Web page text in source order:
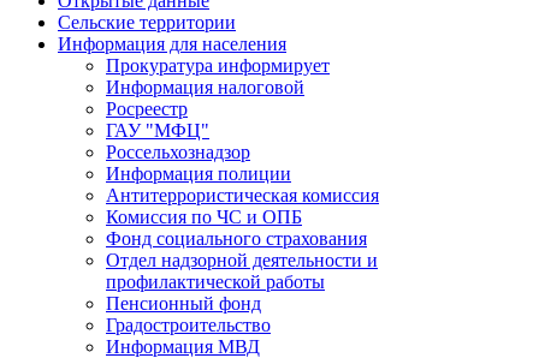
Сельские территории
Информация для населения
Прокуратура информирует
Информация налоговой
Росреестр
ГАУ "МФЦ"
Россельхознадзор
Информация полиции
Антитеррористическая комиссия
Комиссия по ЧС и ОПБ
Фонд социального страхования
Отдел надзорной деятельности и
профилактической работы
Пенсионный фонд
Градостроительство
Информация МВД